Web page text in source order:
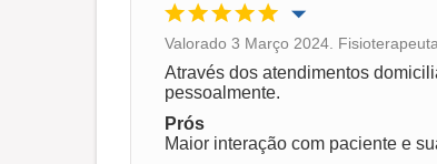
Oportunidade de promoção
Ambiente de trabalho
Valorado 3 Março 2024.
Através dos atendimentos
pessoalmente.
Prós
Maior interação com paciente e